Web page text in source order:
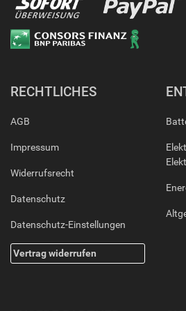
RECHTLICHES
AGB
Impressum
Widerrufsrecht
Datenschutz
Datenschutz-Einstellungen
Vertrag widerrufen